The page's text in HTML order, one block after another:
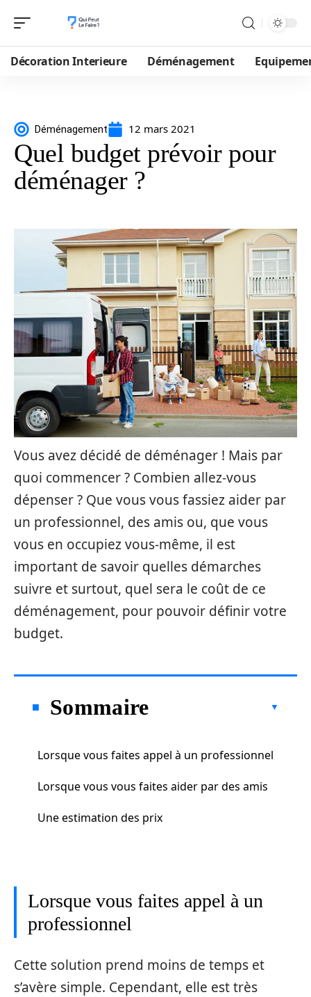
Décoration Interieure Déménagement
Déménagement 12 mars 2021
Quel budget prévoir pour
déménager ?
Vous avez décidé de déménager ! Mais par
quoi commencer ? Combien allez-vous
dépenser ? Que vous vous fassiez aider par
un professionnel, des amis ou, que vous
vous en occupiez vous-même, il est
important de savoir quelles démarches
suivre et surtout, quel sera le coût de ce
déménagement, pour pouvoir définir votre
budget.
Sommaire
Lorsque vous faites appel à un professionnel
Lorsque vous vous faites aider par des amis
Une estimation des prix
Lorsque vous faites appel à un
professionnel
Cette solution prend moins de temps et
s’avère simple. Cependant, elle est très